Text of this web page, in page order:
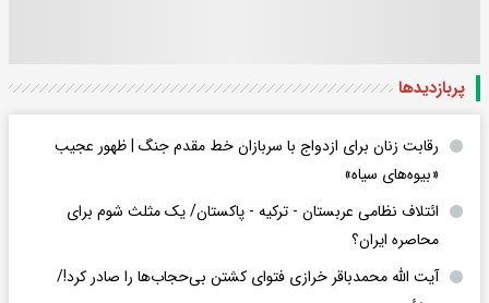
پربازدید‌ها
رقابت زنان برای ازدواج با سربازان خط مقدم جنگ | ظهور عجیب
«بیوه‌های سیاه»
ائتلاف نظامی عربستان - ترکیه - پاکستان/ یک مثلث شوم برای
محاصره ایران؟
آیت الله محمدباقر خرازی فتوای کشتن بی‌حجاب‌ها را صادر کرد!/